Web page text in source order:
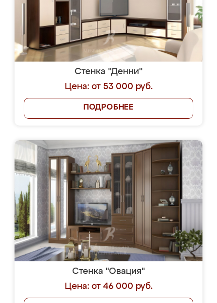
Стенка "Денни"
Цена: от 53 000 руб.
ПОДРОБНЕЕ
Стенка "Овация"
Цена: от 46 000 руб.